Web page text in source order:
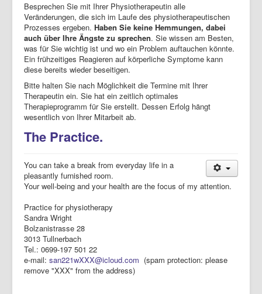
Besprechen Sie mit Ihrer Physiotherapeutin alle
Veränderungen, die sich im Laufe des physiotherapeutischen
Prozesses ergeben. Haben Sie keine Hemmungen, dabei
auch über Ihre Ängste zu sprechen. Sie wissen am Besten,
was für Sie wichtig ist und wo ein Problem auftauchen könnte.
Ein frühzeitiges Reagieren auf körperliche Symptome kann
diese bereits wieder beseitigen.
Bitte halten Sie nach Möglichkeit die Termine mit Ihrer
Therapeutin ein. Sie hat ein zeitlich optimales
Therapieprogramm für Sie erstellt. Dessen Erfolg hängt
wesentlich von Ihrer Mitarbeit ab.
The Practice.
You can take a break from everyday life in a
pleasantly furnished room.
Your well-being and your health are the focus of my attention.
Practice for physiotherapy
Sandra Wright
Bolzanistrasse 28
3013 Tullnerbach
Tel.: 0699-197 501 22
e-mail: san221wXXX@icloud.com (spam protection: please
remove "XXX" from the address)